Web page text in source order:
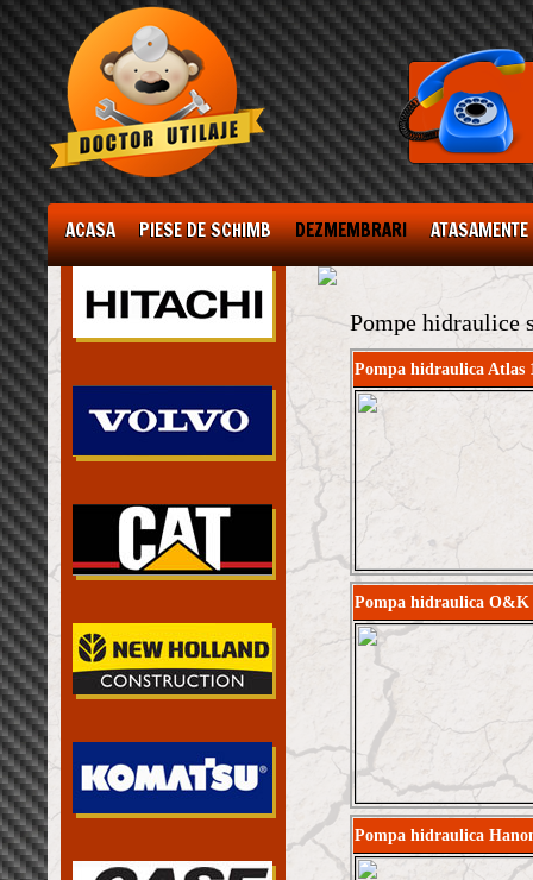
ACASA PIESE DE SCHIMB DEZMEMBRARI ATASAMENTE
Pompe hidraulice
Pompa hidraulica Atlas
Pompa hidraulica
Pompa hidraulica